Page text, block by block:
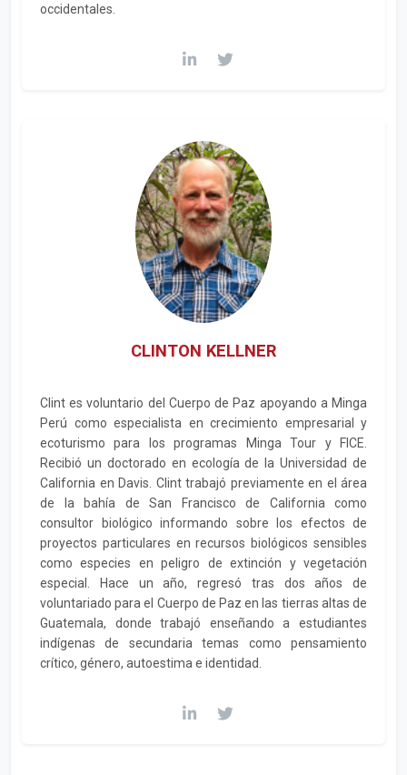
occidentales.
CLINTON KELLNER
Clint es voluntario del Cuerpo de Paz apoyando a Minga
Perú como especialista en crecimiento empresarial y
ecoturismo para los programas Minga Tour y FICE.
Recibió un doctorado en ecología de la Universidad de
California en Davis. Clint trabajó previamente en el área
de la bahía de San Francisco de California como
consultor biológico informando sobre los efectos de
proyectos particulares en recursos biológicos sensibles
como especies en peligro de extinción y vegetación
especial. Hace un año, regresó tras dos años de
voluntariado para el Cuerpo de Paz en las tierras altas de
Guatemala, donde trabajó enseñando a estudiantes
indígenas de secundaria temas como pensamiento
crítico, género, autoestima e identidad.